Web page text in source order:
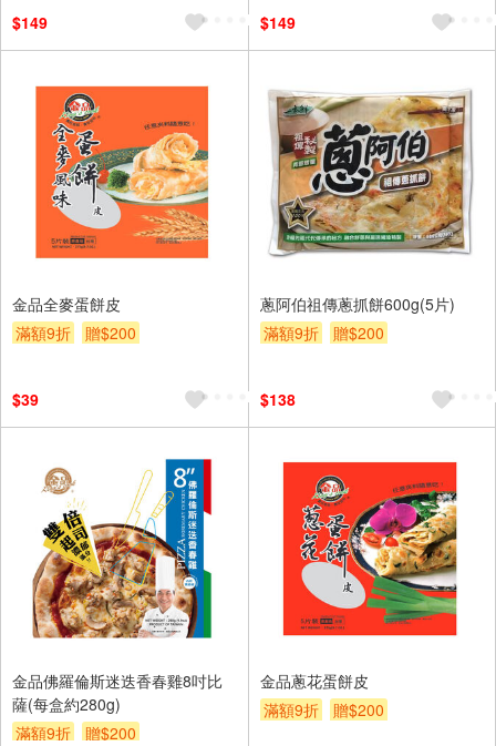
$149 $149
金品全麥蛋餅皮
滿額9折
贈$200
$39
蔥阿伯祖傳蔥抓餅600g(5片)
滿額9折
贈$200
$138
金品佛羅倫斯迷迭香春雞8吋比
薩(每盒約280g)
滿額9折
贈$200
金品蔥花蛋餅皮
滿額9折
贈$200